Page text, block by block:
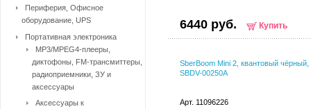
6440 руб. Купить
SberBoom Mini 2, квантовый
SBDV-00250A
Арт. 11096226
Периферия, Офисное
оборудование, UPS
Портативная электроника
MP3/MPEG4-плееры,
диктофоны, FM-трансмиттеры,
радиоприемники, ЗУ и
аксессуары
Аксессуары к